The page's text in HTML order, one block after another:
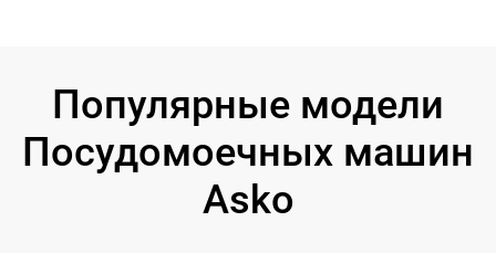
Популярные модели
Посудомоечных машин
Asko